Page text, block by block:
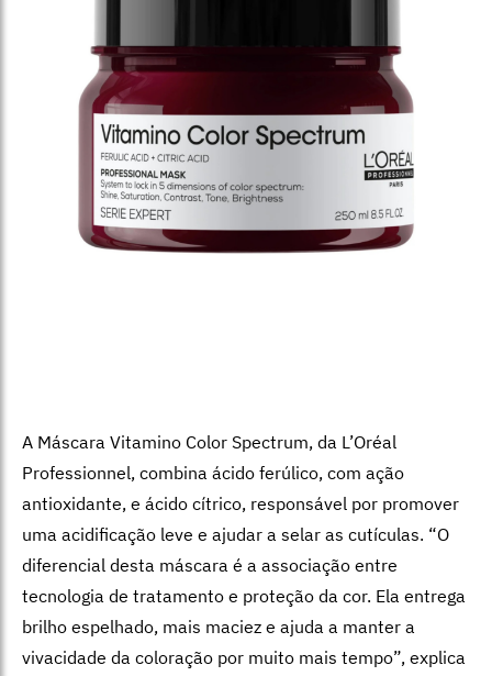
A Máscara Vitamino Color Spectrum, da L’Oréal
Professionnel, combina ácido ferúlico, com ação
antioxidante, e ácido cítrico, responsável por promover
uma acidificação leve e ajudar a selar as cutículas. “O
diferencial desta máscara é a associação entre
tecnologia de tratamento e proteção da cor. Ela entrega
brilho espelhado, mais maciez e ajuda a manter a
vivacidade da coloração por muito mais tempo”, explica